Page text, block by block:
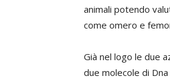
animali potendo
come omero e
Già nel logo le due
due molecole di